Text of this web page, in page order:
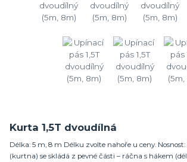
Kurta 1,5T dvoudílná
Délka: 5 m, 8 m Délku zvolte nahoře u ceny.
(kurtna) se skládá z pevné části – ráčna s hákem